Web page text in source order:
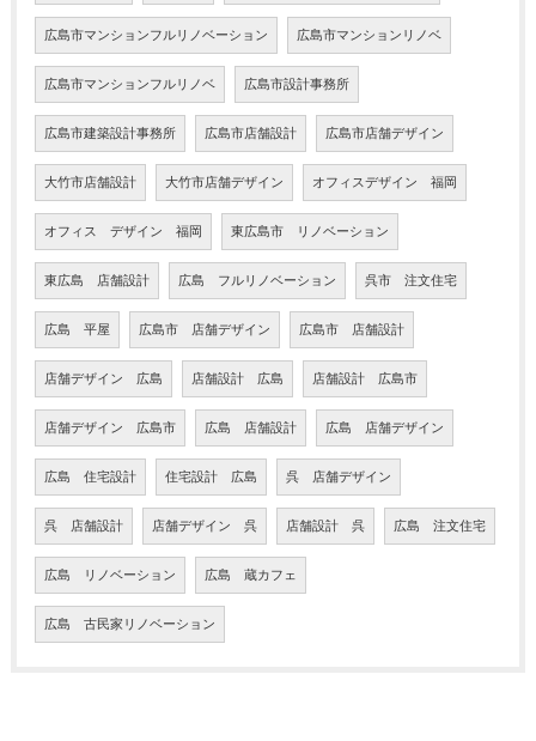
広島市マンションフルリノベーション 広島市マンションリノベ
広島市マンションフルリノベ 広島市設計事務所
広島市建築設計事務所 広島市店舗設計 広島市店舗デザイン
大竹市店舗設計 大竹市店舗デザイン オフィスデザイン 福岡
オフィス デザイン 福岡 東広島市 リノベーション
東広島 店舗設計 広島 フルリノベーション 呉市 注文住宅
広島 平屋 広島市 店舗デザイン 広島市 店舗設計
店舗デザイン 広島 店舗設計 広島 店舗設計 広島市
店舗デザイン 広島市 広島 店舗設計 広島 店舗デザイン
広島 住宅設計 住宅設計 広島 呉 店舗デザイン
呉 店舗設計 店舗デザイン 呉 店舗設計 呉 広島 注文住宅
広島 リノベーション 広島 蔵カフェ
広島 古民家リノベーション